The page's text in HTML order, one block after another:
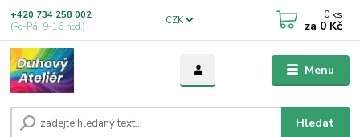
Menu
CZK
Hledat
+420 734 258 002
(Po-Pá, 9-16 hod.)
0 ks
za 0 Kč